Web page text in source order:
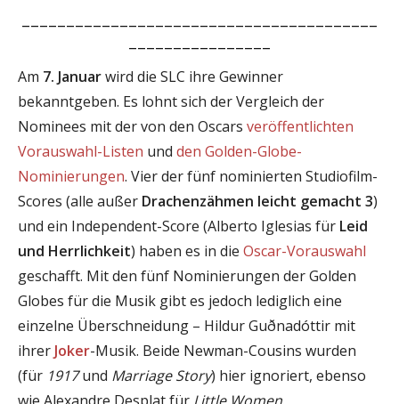
Am 7. Januarwird die SLC ihre Gewinner
bekanntgeben. Es lohnt sich der Vergleich der
Nominees mit der von den Oscars veröffentlichten
Vorauswahl-Listen und den Golden-Globe-
Nominierungen. Vier der fünf nominierten Studiofilm-
Scores (alle außer Drachenzähmen leicht gemacht 3)
und ein Independent-Score (Alberto Iglesias für Leid
und Herrlichkeit) haben es in die Oscar-Vorauswahl
geschafft. Mit den fünf Nominierungen der Golden
Globes für die Musik gibt es jedoch lediglich eine
einzelne Überschneidung – Hildur Guðnadóttir mit
ihrer Joker-Musik. Beide Newman-Cousins wurden
(für 1917und Marriage Story) hier ignoriert, ebenso
wie Alexandre Desplat für Little Women